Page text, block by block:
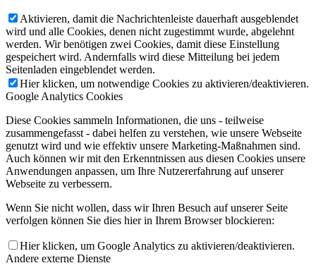
Aktivieren, damit die Nachrichtenleiste dauerhaft ausgeblendet
wird und alle Cookies, denen nicht zugestimmt wurde, abgelehnt
werden. Wir benötigen zwei Cookies, damit diese Einstellung
gespeichert wird. Andernfalls wird diese Mitteilung bei jedem
Seitenladen eingeblendet werden.
Hier klicken, um notwendige Cookies zu aktivieren/deaktivieren.
Google Analytics Cookies
Diese Cookies sammeln Informationen, die uns - teilweise
zusammengefasst - dabei helfen zu verstehen, wie unsere Webseite
genutzt wird und wie effektiv unsere Marketing-Maßnahmen sind.
Auch können wir mit den Erkenntnissen aus diesen Cookies unsere
Anwendungen anpassen, um Ihre Nutzererfahrung auf unserer
Webseite zu verbessern.
Wenn Sie nicht wollen, dass wir Ihren Besuch auf unserer Seite
verfolgen können Sie dies hier in Ihrem Browser blockieren:
Hier klicken, um Google Analytics zu aktivieren/deaktivieren.
Andere externe Dienste